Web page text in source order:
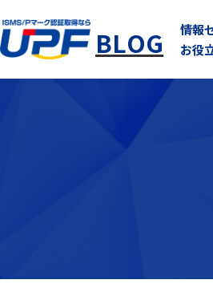
BLOG
情報
お役